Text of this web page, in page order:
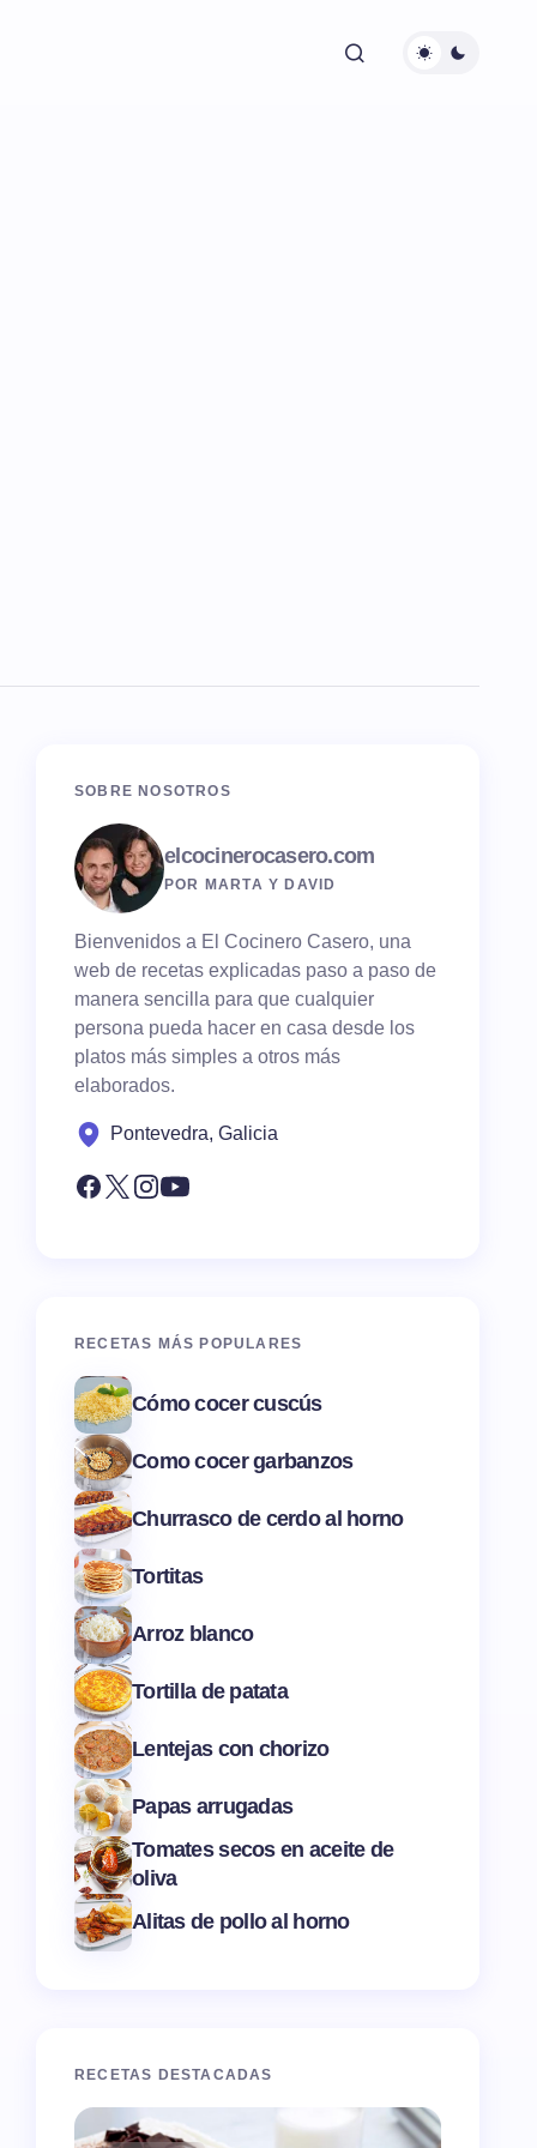
SOBRE NOSOTROS
elcocinerocasero.com
POR MARTA Y DAVID
Bienvenidos a El Cocinero Casero, una
web de recetas explicadas paso a paso de
manera sencilla para que cualquier
persona pueda hacer en casa desde los
platos más simples a otros más
elaborados.
Pontevedra, Galicia
RECETAS MÁS POPULARES
Cómo cocer cuscús
Como cocer garbanzos
Churrasco de cerdo al horno
Tortitas
Arroz blanco
Tortilla de patata
Lentejas con chorizo
Papas arrugadas
Tomates secos en aceite de
oliva
Alitas de pollo al horno
RECETAS DESTACADAS